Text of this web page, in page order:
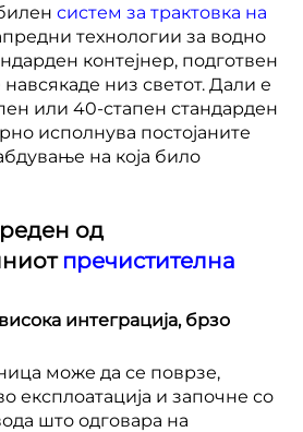
систем за трактовка на
технологии за водно
контејнер, подготвен
низ светот. Дали е
или 40-стапен стандарден
исполнува постојаните
на која било
од
пречистителна
интеграција, брзо
може да се поврзе,
експлоатација и започне со
што одговара на